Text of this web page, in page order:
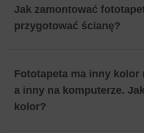
Jak zamontować
przygotować ścianę?
Fototapeta ma inny kolor
a inny na komputerze.
kolor?